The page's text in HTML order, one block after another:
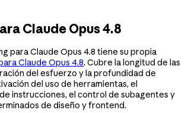
Claude Opus 4.8
para Claude Opus 4.8 tiene su propia
Claude Opus 4.8. Cubre la longitud de las
del esfuerzo y la profundidad de
del uso de herramientas, el
instrucciones, el control de subagentes y
de diseño y frontend.